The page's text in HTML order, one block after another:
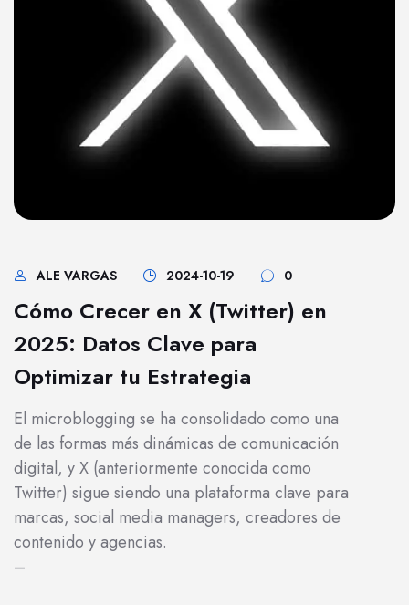
ALE VARGAS 2024-10-19 0
Cómo Crecer en X (Twitter) en
2025: Datos Clave para
Optimizar tu Estrategia
El microblogging se ha consolidado como una
de las formas más dinámicas de comunicación
digital, y X (anteriormente conocida como
Twitter) sigue siendo una plataforma clave para
marcas, social media managers, creadores de
contenido y agencias.
–